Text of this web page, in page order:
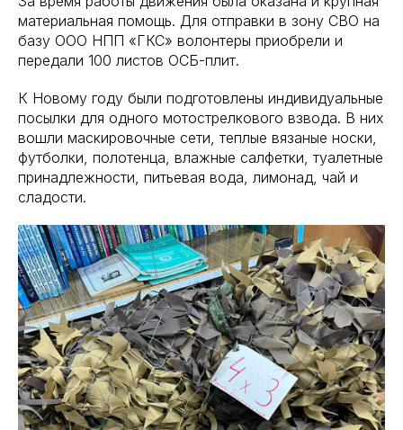
материальная помощь. Для отправки в зону СВО на
базу ООО НПП «ГКС» волонтеры приобрели и
передали 100 листов ОСБ-плит.
К Новому году были подготовлены индивидуальные
посылки для одного мотострелкового взвода. В них
вошли маскировочные сети, теплые вязаные носки,
футболки, полотенца, влажные салфетки, туалетные
принадлежности, питьевая вода, лимонад, чай и
сладости.